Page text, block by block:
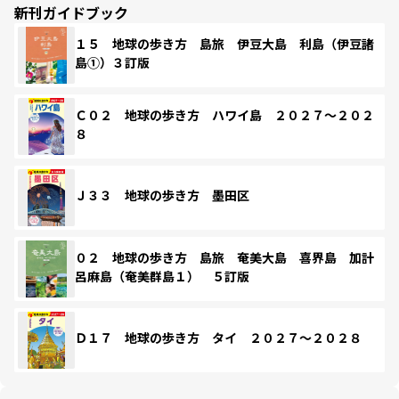
新刊ガイドブック
１５ 地球の歩き方 島旅 伊豆大島 利島（伊豆諸
島①）３訂版
Ｃ０２ 地球の歩き方 ハワイ島 ２０２７～２０２
８
Ｊ３３ 地球の歩き方 墨田区
０２ 地球の歩き方 島旅 奄美大島 喜界島 加計
呂麻島（奄美群島１） ５訂版
Ｄ１７ 地球の歩き方 タイ ２０２７～２０２８